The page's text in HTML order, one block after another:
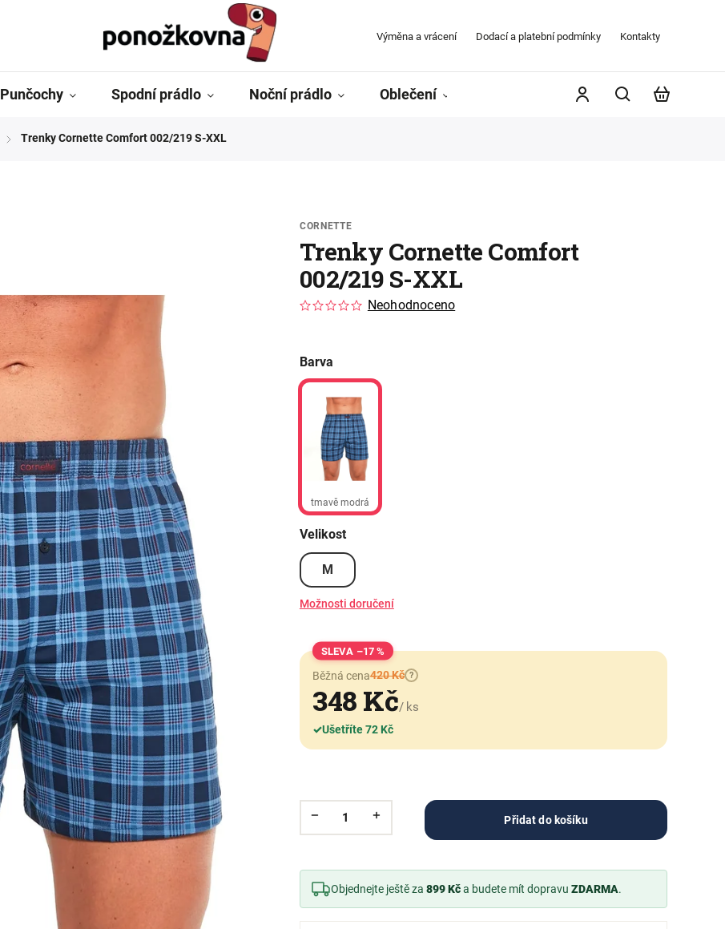
Výměna a vrácení Dodací a platební podmínky Kontakty
Punčochy Spodní prádlo Noční prádlo Oblečení Kontakty
/ Trenky Cornette Comfort 002/219 S-XXL
CORNETTE
Trenky Cornette Comfort
002/219 S-XXL
Neohodnoceno
Barva
tmavě modrá
Velikost
M
Možnosti doručení
–17 %
Běžná cena420 Kč ?
348 Kč/ ks
✓Ušetříte 72 Kč
Přidat do košíku
Objednejte ještě za 899 Kča budete mít dopravu ZDARMA.